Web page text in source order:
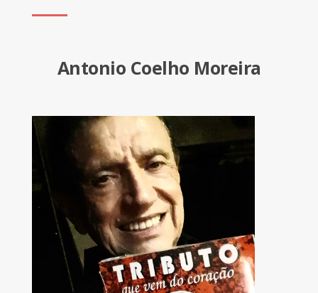
Antonio Coelho Moreira